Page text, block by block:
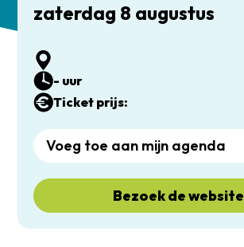
zaterdag 8 augustus
- uur
Ticket prijs:
Voeg toe aan mijn agenda
Bezoek de website